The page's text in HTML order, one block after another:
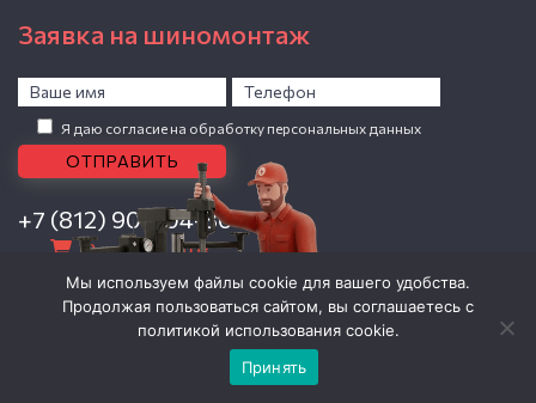
Заявка на шиномонтаж
Я даю согласие на обработку персональных данных
+7 (812) 907-04-86
0 товаров -0Р
Личный кабинет
ОГРНИП: 309784723800912, ИП Николаев Василий Владимирович.
Политика обработки персональных данных
Мы используем файлы cookie для вашего удобства.
Продолжая пользоваться сайтом, вы соглашаетесь с
политикой использования cookie.
Принять